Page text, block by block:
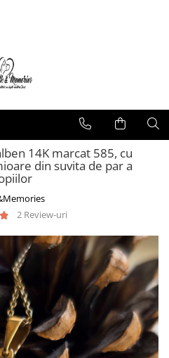
14K marcat 585, cu
din suvita de par a
2 Review-uri